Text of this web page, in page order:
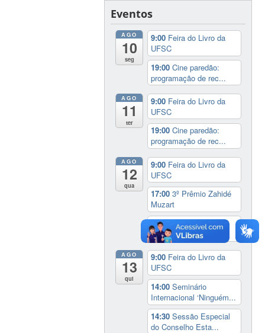
Eventos
AGO
10
seg
9:00 Feira do Livro da
UFSC
19:00Cine paredão:
programação de rec...
AGO
11
ter
9:00 Feira do Livro da
UFSC
19:00Cine paredão:
programação de rec...
AGO
12
qua
9:00 Feira do Livro da
UFSC
17:003º Prêmio Zahidé
Muzart
19:00Cine paredão:
programação de rec...
AGO
13
qui
9:00 Feira do Livro da
UFSC
14:00Seminário
Internacional ‘Ninguém...
14:30Sessão Especial
do Conselho Esta...